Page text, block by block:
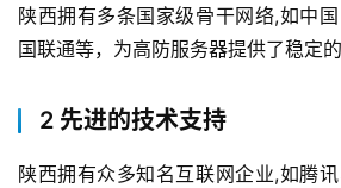
陕西拥有多条国家级骨干网络,如中
国联通等，为高防服务器提供了稳定的
2 先进的技术支持
陕西拥有众多知名互联网企业,如腾